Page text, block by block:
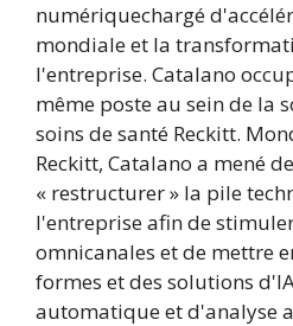
numériquechargé
mondiale et la
l'entreprise. Catalano
même poste au sein de la
soins de santé Reckitt.
Reckitt, Catalano a mené
« restructurer » la pile
l'entreprise afin de
omnicanales et de mettre
formes et des solutions
automatique et d'analyse